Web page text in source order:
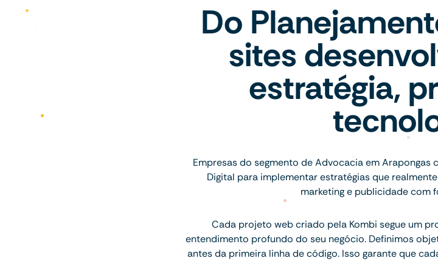
Do
sites
estratégia,
Empresas do segmento de Advocacia em Arapongas
Digital para implementar estratégias que
marketing e publicidade com
Cada projeto web criado pela Kombi segue um
entendimento profundo do seu negócio. Definimos
antes da primeira linha de código. Isso garante que